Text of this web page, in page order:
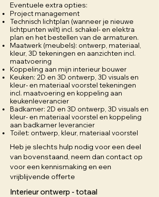
Eventuele extra opties:
Project management
Technisch lichtplan (wanneer je nieuwe
lichtpunten wilt) incl. schakel- en elektra
plan en het bestellen van de armaturen.
Maatwerk (meubels): ontwerp, materiaal,
kleur, 3D tekeningen en aanzichten incl.
maatvoering
Koppeling aan mijn interieur bouwer
Keuken: 2D en 3D ontwerp, 3D visuals en
kleur- en materiaal voorstel tekeningen
incl. maatvoering en koppeling aan
keukenleverancier
Badkamer: 2D en 3D ontwerp, 3D visuals en
kleur- en materiaal voorstel en koppeling
aan badkamer leverancier
Toilet: ontwerp, kleur, materiaal voorstel​
Heb je slechts hulp nodig voor een deel
van bovenstaand, neem dan contact op
voor een kennismaking en een
vrijblijvende offerte
Interieur ontwerp - totaal​